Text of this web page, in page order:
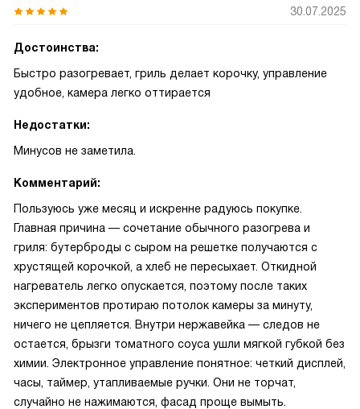
30.07.2025
Достоинства:
Быстро разогревает, гриль делает корочку, управление
удобное, камера легко оттирается
Недостатки:
Минусов не заметила.
Комментарий:
Пользуюсь уже месяц и искренне радуюсь покупке.
Главная причина — сочетание обычного разогрева и
гриля: бутерброды с сыром на решетке получаются с
хрустящей корочкой, а хлеб не пересыхает. Откидной
нагреватель легко опускается, поэтому после таких
экспериментов протираю потолок камеры за минуту,
ничего не цепляется. Внутри нержавейка — следов не
остается, брызги томатного соуса ушли мягкой губкой без
химии. Электронное управление понятное: четкий дисплей,
часы, таймер, утапливаемые ручки. Они не торчат,
случайно не нажимаются, фасад проще вымыть.